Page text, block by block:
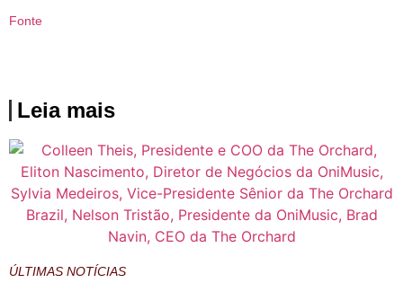
Fonte
Leia mais
ÚLTIMAS NOTÍCIAS